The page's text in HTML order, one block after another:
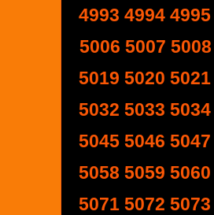
4993 4994 4995
5006 5007 5008
5019 5020 5021
5032 5033 5034
5045 5046 5047
5058 5059 5060
5071 5072 5073